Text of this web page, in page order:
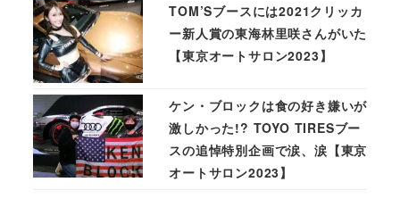
TOM’Sブースには2021クリッカ
ー新人賞の東海林里咲さんがいた
【東京オートサロン2023】
ケン・ブロックは食の好き嫌いが
激しかった!? TOYO TIRESブー
スの追悼特別企画で涙、涙【東京
オートサロン2023】